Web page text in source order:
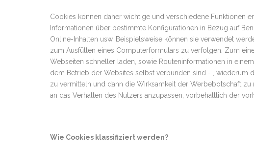
Cookies können daher wichtige und verschiedene Funktionen
Informationen über bestimmte Konfigurationen in Bezug auf
Online-Inhalten usw. Beispielsweise können sie verwendet
zum Ausfüllen eines Computerformulars zu verfolgen. Zum
Webseiten schneller laden, sowie Routeninformationen in
dem Betrieb der Websites selbst verbunden sind - ,
zu vermitteln und dann die Wirksamkeit der Werbebotschaft
an das Verhalten des Nutzers anzupassen, vorbehaltlich der
Wie Cookies klassifiziert werden?